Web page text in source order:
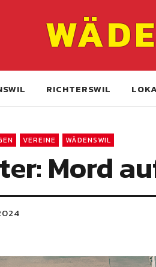
RICHTERSWIL
VEREINE WÄDENSWIL
Mord